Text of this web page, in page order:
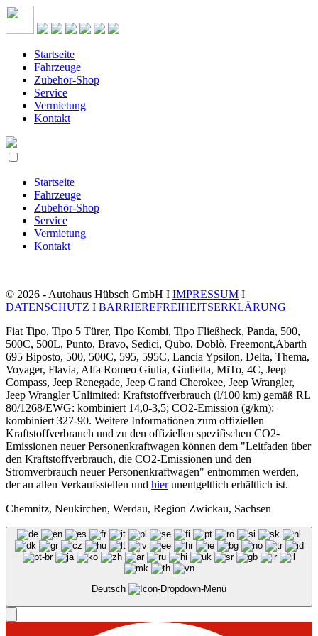
Startseite
Fahrzeuge
Zubehör-Shop
Service
Vermietung
Kontakt
Startseite
Fahrzeuge
Zubehör-Shop
Service
Vermietung
Kontakt
© 2026 - Autohaus Hübsch GmbH I IMPRESSUM I
DATENSCHUTZ I BARRIEREFREIHEITSERKLÄRUNG
Fiat Tipo, Tipo 5 Türer, Tipo Kombi, Tipo Fließheck, Panda, 500,
500C, 500L, Punto, Bravo, Sedici, Qubo, Doblò, Freemont,Abarth
695 Biposto, 500, 500C, 595, 595C, Lancia Ypsilon, Delta, Thema,
Voyager, Flavia, Alfa Romeo Giulia, Giulietta, MiTo, 4C, Jeep
Compass, Jeep Renegade, Jeep Grand Cherokee, Jeep Wrangler,
Jeep Wrangler Unlimited: Kraftstoffverbrauch (l/100 km) gemäß RL
80/1268/EWG: kombiniert 14,0-3,5; CO2-Emission (g/km):
kombiniert 327-90. Weitere Informationen zum offiziellen
Kraftstoffverbrauch und zu den offiziellen spezifischen CO2-
Emissionen neuer Personenkraftwagen können dem "Leitfaden über
den Kraftstoffverbrauch, die CO2-Emissionen und den
Stromverbrauch neuer Personenkraftwagen" entnommen werden,
der an allen Verkaufsstellen und hierunentgeltlich erhältlich ist.
Chemnitz, Neukirchen, Werdau, Region Zwickau, Sachsen
Deutsch